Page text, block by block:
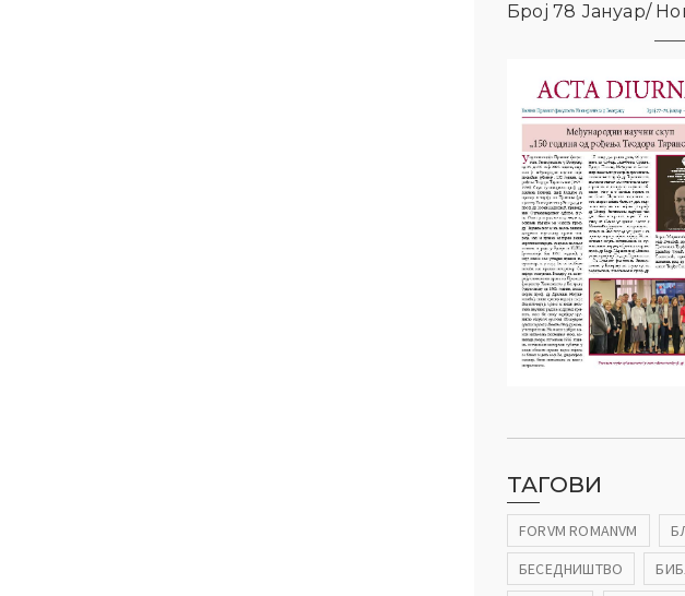
Број 78 Јануар/
ТАГОВИ
FORVM ROMANVM
БЕСЕДНИШТВО